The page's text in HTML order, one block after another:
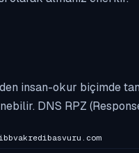
insan-okur biçimde
DNS RPZ